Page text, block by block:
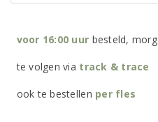
voor 16:00 uur besteld,
te volgen via track & trace
ook te bestellen per fles